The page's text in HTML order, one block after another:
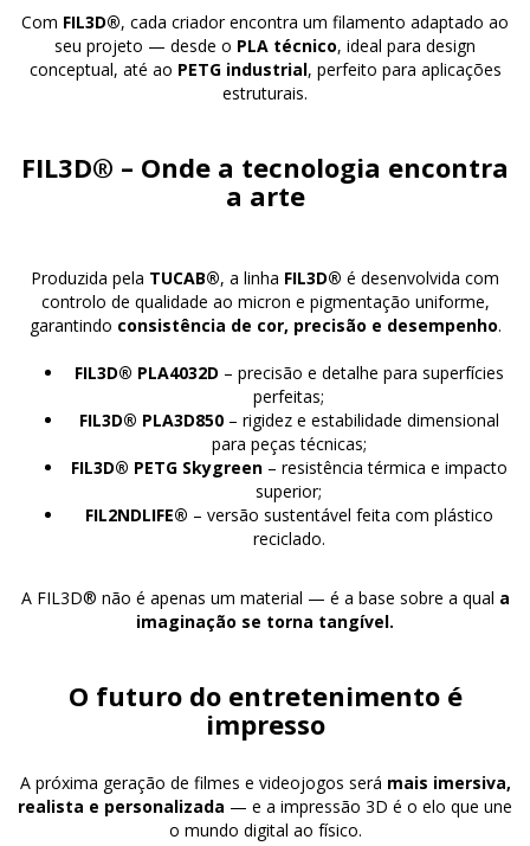
Com FIL3D®, cada criador encontra um filamento adaptado ao
seu projeto — desde o PLA técnico, ideal para design
conceptual, até ao PETG industrial, perfeito para aplicações
estruturais.
FIL3D® – Onde a tecnologia encontra
a arte
Produzida pela TUCAB®, a linha FIL3D® é desenvolvida com
controlo de qualidade ao micron e pigmentação uniforme,
garantindo consistência de cor, precisão e desempenho.
FIL3D® PLA4032D – precisão e detalhe para superfícies
perfeitas;
FIL3D® PLA3D850– rigidez e estabilidade dimensional
para peças técnicas;
FIL3D® PETG Skygreen– resistência térmica e impacto
superior;
FIL2NDLIFE® – versão sustentável feita com plástico
reciclado.
A FIL3D® não é apenas um material — é a base sobre a qual a
imaginação se torna tangível.
O futuro do entretenimento é
impresso
A próxima geração de filmes e videojogos será mais imersiva,
realista e personalizada — e a impressão 3D é o elo que une
o mundo digital ao físico.